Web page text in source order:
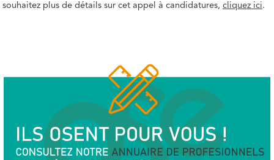
souhaitez plus de détails sur cet appel à candidatures, cliquez ici.